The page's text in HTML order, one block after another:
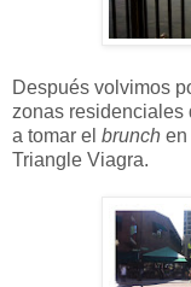
Después volvimos
zonas residenciales
a tomar el brunch en
Triangle Viagra.